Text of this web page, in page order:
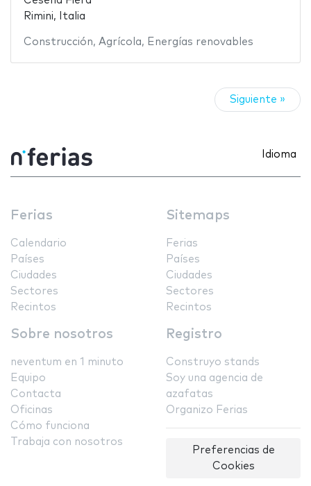
Rimini, Italia
Construcción, Agrícola, Energías renovables
Siguiente »
Idioma
Ferias
Calendario
Países
Ciudades
Sectores
Recintos
Sitemaps
Ferias
Países
Ciudades
Sectores
Recintos
Sobre nosotros
neventum en 1 minuto
Equipo
Contacta
Oficinas
Cómo funciona
Trabaja con nosotros
Registro
Construyo stands
Soy una agencia de
azafatas
Organizo Ferias
Preferencias de
Cookies